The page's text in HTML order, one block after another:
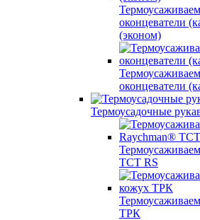
оконцеватели
(эконом)
оконцеватели
Термоусадочные
TCT RS
ТРК